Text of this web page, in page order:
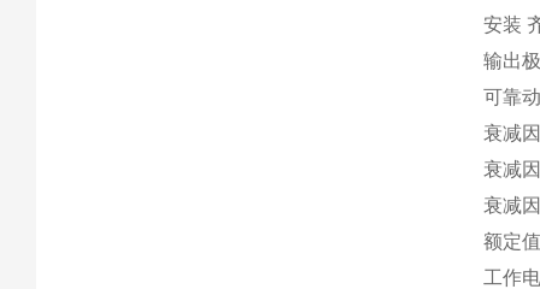
安装
输出
可靠
衰减
衰减
衰减
额定
工作